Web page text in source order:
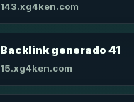
143.xg4ken.com
Backlink generado 41
15.xg4ken.com